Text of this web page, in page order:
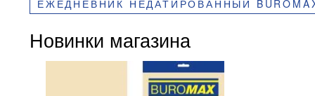
ЕЖЕДНЕВНИК НЕДАТИРОВАННЫЙ BUROMAX
Новинки магазина